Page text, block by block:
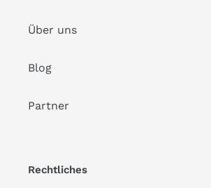
Über uns
Blog
Partner
Rechtliches